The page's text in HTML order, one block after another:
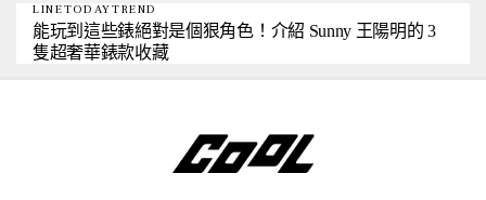
LINETODAYTREND
能玩到這些錶絕對是個狠角色！介紹 Sunny 王陽明的 3
隻超奢華錶款收藏